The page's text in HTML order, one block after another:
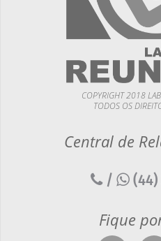
COPYRIGHT 2018
TODOS OS
Central de
/ (44)
Fique